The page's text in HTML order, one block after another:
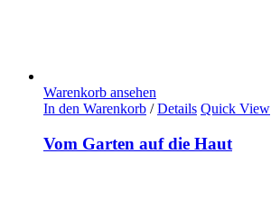
Warenkorb ansehen
In den Warenkorb / Details Quick View
Vom Garten auf die Haut